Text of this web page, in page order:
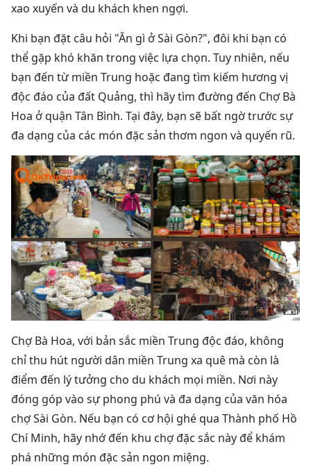
xao xuyến và du khách khen ngợi.
Khi bạn đặt câu hỏi "Ăn gì ở Sài Gòn?", đôi khi bạn có
thể gặp khó khăn trong việc lựa chọn. Tuy nhiên, nếu
bạn đến từ miền Trung hoặc đang tìm kiếm hương vị
độc đáo của đất Quảng, thì hãy tìm đường đến Chợ Bà
Hoa ở quận Tân Bình. Tại đây, bạn sẽ bất ngờ trước sự
đa dạng của các món đặc sản thơm ngon và quyến rũ.
Chợ Bà Hoa, với bản sắc miền Trung độc đáo, không
chỉ thu hút người dân miền Trung xa quê mà còn là
điểm đến lý tưởng cho du khách mọi miền. Nơi này
đóng góp vào sự phong phú và đa dạng của văn hóa
chợ Sài Gòn. Nếu bạn có cơ hội ghé qua Thành phố Hồ
Chí Minh, hãy nhớ đến khu chợ đặc sắc này để khám
phá những món đặc sản ngon miệng.